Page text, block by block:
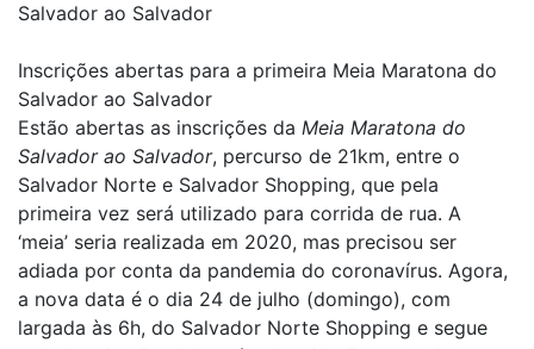
Salvador ao Salvador
Inscrições abertas para a primeira Meia Maratona do
Salvador ao Salvador
Estão abertas as inscrições da Meia Maratona do
Salvador ao Salvador, percurso de 21km, entre o
Salvador Norte e Salvador Shopping, que pela
primeira vez será utilizado para corrida de rua. A
‘meia’ seria realizada em 2020, mas precisou ser
adiada por conta da pandemia do coronavírus. Agora,
a nova data é o dia 24 de julho (domingo), com
largada às 6h, do Salvador Norte Shopping e segue